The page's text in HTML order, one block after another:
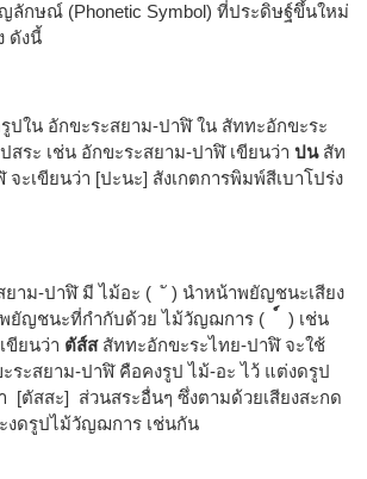
ลักษณ์ (Phonetic Symbol) ที่ประดิษฐ์ขึ้นใหม่
ดังนี้
ปใน อักขะระสยาม-ปาฬิ ใน สัททะอักขะระ
สระ เช่น อักขะระสยาม-ปาฬิ เขียนว่า ปนสัท
ะเขียนว่า [ปะนะ] สังเกตการพิมพ์สีเบาโปร่ง
ยาม-ปาฬิ มี ไม้อะ ( ั ) นำหน้าพยัญชนะเสียง
พยัญชนะที่กำกับด้วย ไม้วัญฌการ (
) เช่น
ขียนว่า ตัส์สสัททะอักขะระไทย-ปาฬิ จะใช้
ระสยาม-ปาฬิ คือคงรูป ไม้-อะ ไว้ แต่งดรูป
[ตัสสะ] ส่วนสระอื่นๆ ซึ่งตามด้วยเสียงสะกด
งดรูปไม้วัญฌการ เช่นกัน